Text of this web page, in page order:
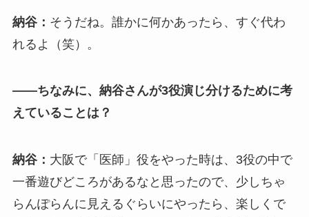
納谷： そうだね。誰かに何かあったら、すぐ代わ
れるよ（笑）。
――ちなみに、納谷さんが3役演じ分けるために考
えていることは？
納谷： 大阪で「医師」役をやった時は、3役の中で
一番遊びどころがあるなと思ったので、少しちゃ
らんぽらんに見えるぐらいにやったら、楽しくで